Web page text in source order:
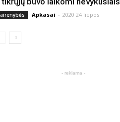
Apkasai - 2020 24 liepos
- reklama -